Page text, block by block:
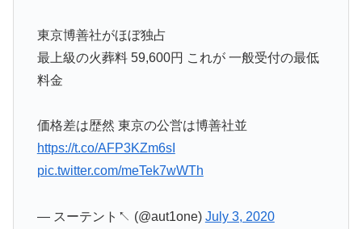
東京博善社がほぼ独占
最上級の火葬料 59,600円 これが 一般受付の最低
料金
価格差は歴然 東京の公営は博善社並
https://t.co/AFP3KZm6sI
pic.twitter.com/meTek7wWTh
— スーテント↖ (@aut1one) July 3, 2020